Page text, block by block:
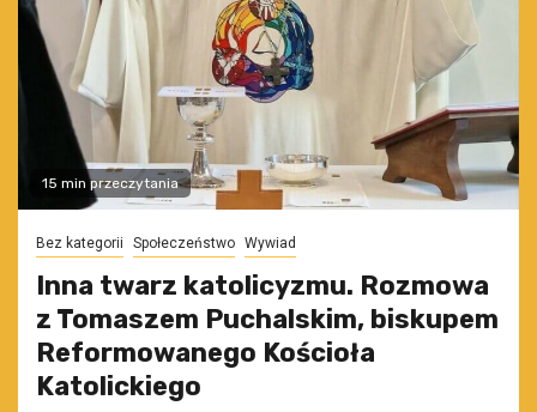
15 min przeczytania
Bez kategorii Społeczeństwo Wywiad
Inna twarz katolicyzmu. Rozmowa
z Tomaszem Puchalskim, biskupem
Reformowanego Kościoła
Katolickiego